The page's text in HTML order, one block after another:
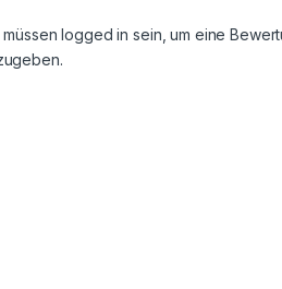
müssenlogged in sein, um eine